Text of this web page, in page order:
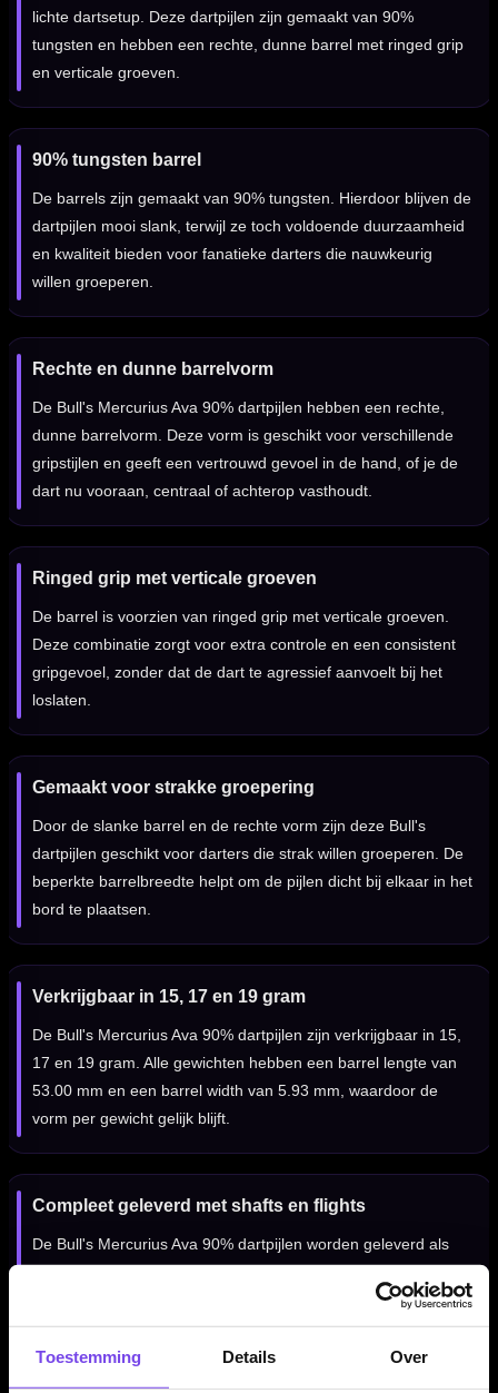
Toestemming Details Over
lichte dartsetup. Deze dartpijlen zijn gemaakt van 90%
tungsten en hebben een rechte, dunne barrel met ringed grip
en verticale groeven.
90% tungsten barrel
De barrels zijn gemaakt van 90% tungsten. Hierdoor blijven de
dartpijlen mooi slank, terwijl ze toch voldoende duurzaamheid
en kwaliteit bieden voor fanatieke darters die nauwkeurig
willen groeperen.
Rechte en dunne barrelvorm
De Bull's Mercurius Ava 90% dartpijlen hebben een rechte,
dunne barrelvorm. Deze vorm is geschikt voor verschillende
gripstijlen en geeft een vertrouwd gevoel in de hand, of je de
dart nu vooraan, centraal of achterop vasthoudt.
Ringed grip met verticale groeven
De barrel is voorzien van ringed grip met verticale groeven.
Deze combinatie zorgt voor extra controle en een consistent
gripgevoel, zonder dat de dart te agressief aanvoelt bij het
loslaten.
Gemaakt voor strakke groepering
Door de slanke barrel en de rechte vorm zijn deze Bull's
dartpijlen geschikt voor darters die strak willen groeperen. De
beperkte barrelbreedte helpt om de pijlen dicht bij elkaar in het
bord te plaatsen.
Verkrijgbaar in 15, 17 en 19 gram
De Bull's Mercurius Ava 90% dartpijlen zijn verkrijgbaar in 15,
17 en 19 gram. Alle gewichten hebben een barrel lengte van
53.00 mm en een barrel width van 5.93 mm, waardoor de
vorm per gewicht gelijk blijft.
Compleet geleverd met shafts en flights
De Bull's Mercurius Ava 90% dartpijlen worden geleverd als
flights. Daardoor kun je direct spelen met een complete
steeltip dartset.